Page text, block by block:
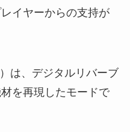
イヤーからの支持が
は、デジタルリバーブ
を再現したモードで